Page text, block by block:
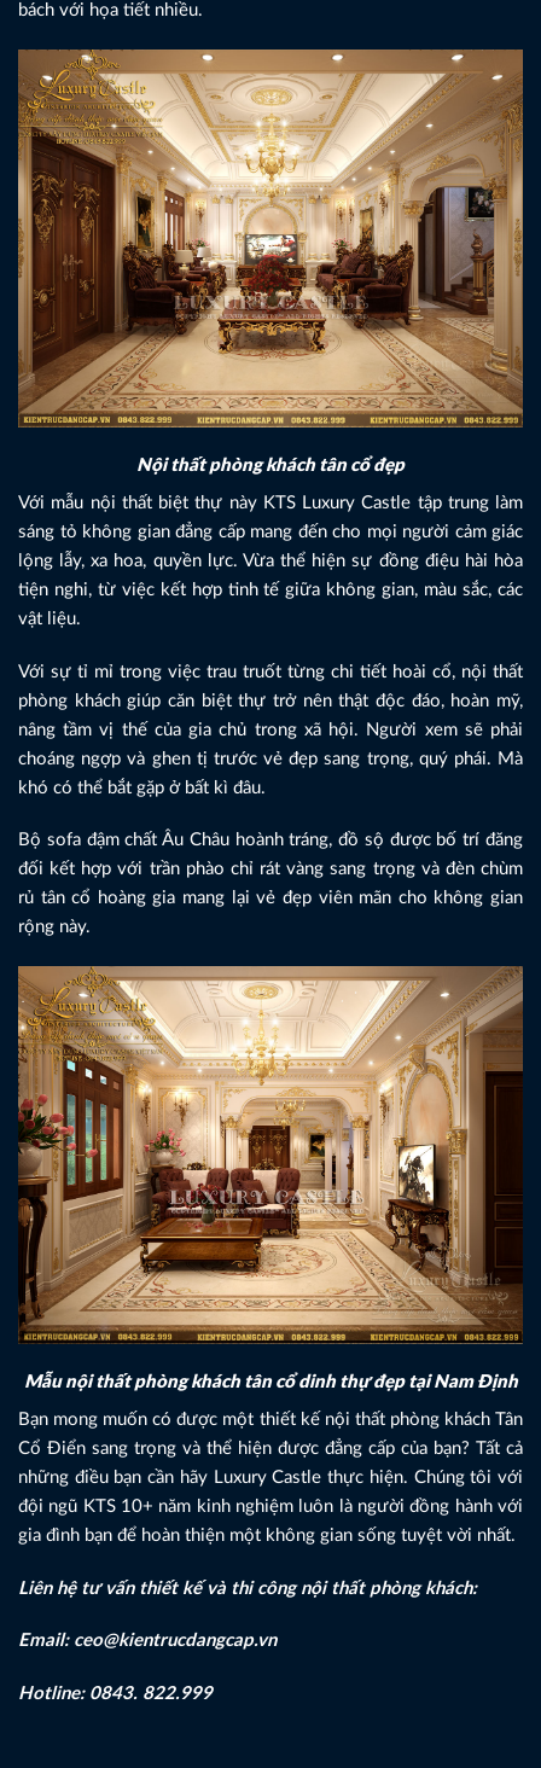
bách với họa tiết nhiều.
Nội thất phòng khách tân cổ đẹp
Với mẫu nội thất biệt thự này KTS Luxury Castle tập trung làm
sáng tỏ không gian đẳng cấp mang đến cho mọi người cảm giác
lộng lẫy, xa hoa, quyền lực. Vừa thể hiện sự đồng điệu hài hòa
tiện nghi, từ việc kết hợp tinh tế giữa không gian, màu sắc, các
vật liệu.
Với sự tỉ mỉ trong việc trau truốt từng chi tiết hoài cổ, nội thất
phòng khách giúp căn biệt thự trở nên thật độc đáo, hoàn mỹ,
nâng tầm vị thế của gia chủ trong xã hội. Người xem sẽ phải
choáng ngợp và ghen tị trước vẻ đẹp sang trọng, quý phái. Mà
khó có thể bắt gặp ở bất kì đâu.
Bộ sofa đậm chất Âu Châu hoành tráng, đồ sộ được bố trí đăng
đối kết hợp với trần phào chỉ rát vàng sang trọng và đèn chùm
rủ tân cổ hoàng gia mang lại vẻ đẹp viên mãn cho không gian
rộng này.
Mẫu nội thất phòng khách tân cổ dinh thự đẹp tại Nam Định
Bạn mong muốn có được một thiết kế nội thất phòng khách Tân
Cổ Điển sang trọng và thể hiện được đẳng cấp của bạn? Tất cả
những điều bạn cần hãy Luxury Castle thực hiện. Chúng tôi với
đội ngũ KTS 10+ năm kinh nghiệm luôn là người đồng hành với
gia đình bạn để hoàn thiện một không gian sống tuyệt vời nhất.
Liên hệ tư vấn thiết kế và thi công nội thất phòng khách:
Email: ceo@kientrucdangcap.vn
Hotline: 0843. 822.999